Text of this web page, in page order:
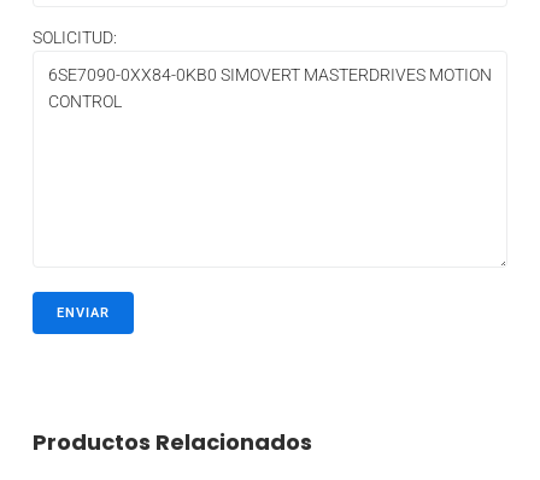
SOLICITUD:
Productos Relacionados